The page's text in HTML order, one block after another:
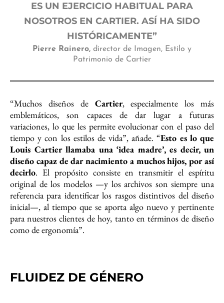
ES UN EJERCICIO HABITUAL PARA
NOSOTROS EN CARTIER. ASÍ HA SIDO
HISTÓRICAMENTE”
Pierre Rainero, director de Imagen, Estilo y
Patrimonio de Cartier
“Muchos diseños de Cartier, especialmente los más
emblemáticos, son capaces de dar lugar a futuras
variaciones, lo que les permite evolucionar con el paso del
tiempo y con los estilos de vida”, añade. “Esto es lo que
Louis Cartier llamaba una ‘idea madre’, es decir, un
diseño capaz de dar nacimiento a muchos hijos, por así
decirlo. El propósito consiste en transmitir el espíritu
original de los modelos —y los archivos son siempre una
referencia para identificar los rasgos distintivos del diseño
inicial—, al tiempo que se aporta algo nuevo y pertinente
para nuestros clientes de hoy, tanto en términos de diseño
como de ergonomía”.
FLUIDEZ DE GÉNERO